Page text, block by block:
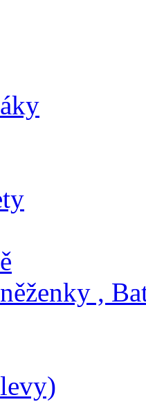
,